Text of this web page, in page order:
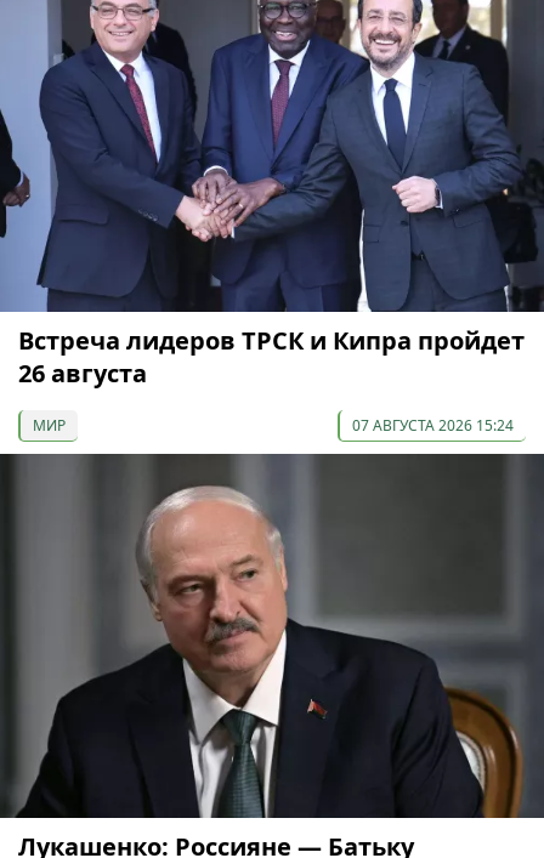
Встреча лидеров ТРСК и Кипра пройдет
26 августа
МИР 07 АВГУСТА 2026 15:24
Лукашенко: Россияне — Батьку